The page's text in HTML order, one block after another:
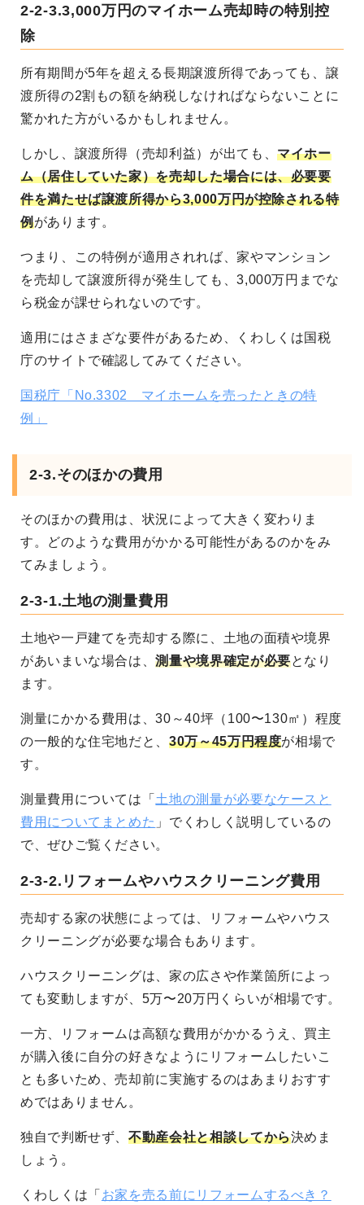
2-2-3.3,000万円のマイホーム売却時の特別控
除
所有期間が5年を超える長期譲渡所得であっても、譲
渡所得の2割もの額を納税しなければならないことに
驚かれた方がいるかもしれません。
しかし、譲渡所得（売却利益）が出ても、マイホー
ム（居住していた家）を売却した場合には、必要要
件を満たせば譲渡所得から3,000万円が控除される特
例があります。
つまり、この特例が適用されれば、家やマンション
を売却して譲渡所得が発生しても、3,000万円までな
ら税金が課せられないのです。
適用にはさまざな要件があるため、くわしくは国税
庁のサイトで確認してみてください。
国税庁「No.3302 マイホームを売ったときの特
例」
2-3.そのほかの費用
そのほかの費用は、状況によって大きく変わりま
す。どのような費用がかかる可能性があるのかをみ
てみましょう。
2-3-1.土地の測量費用
土地や一戸建てを売却する際に、土地の面積や境界
があいまいな場合は、測量や境界確定が必要となり
ます。
測量にかかる費用は、30～40坪（100〜130㎡）程度
の一般的な住宅地だと、30万～45万円程度が相場で
す。
測量費用については「 土地の測量が必要なケースと
費用についてまとめた 」でくわしく説明しているの
で、ぜひご覧ください。
2-3-2.リフォームやハウスクリーニング費用
売却する家の状態によっては、リフォームやハウス
クリーニングが必要な場合もあります。
ハウスクリーニングは、家の広さや作業箇所によっ
ても変動しますが、5万〜20万円くらいが相場です。
一方、リフォームは高額な費用がかかるうえ、買主
が購入後に自分の好きなようにリフォームしたいこ
とも多いため、売却前に実施するのはあまりおすす
めではありません。
独自で判断せず、不動産会社と相談してから決めま
しょう。
くわしくは「 お家を売る前にリフォームするべき？